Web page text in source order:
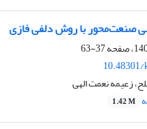
صنعت‌محور با روش دلفی فازی
37-63
10.48301/
زعیمه نعمت الهی
1.42 M